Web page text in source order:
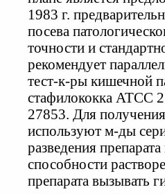
1983 г.
посева
точности и
рекомендует
тест-к-ры кишечной
стафилококка АТСС
27853. Для
используют м-ды
разведения
способности
препарата вызывать